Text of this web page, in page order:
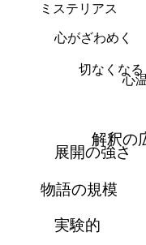
心
切なくなる
心がざわめく
ミステリアス
実験的
物語の規模
展開の強さ
解釈の